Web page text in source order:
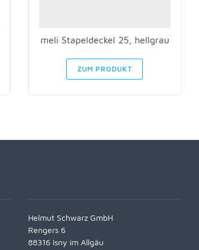
meli Stapeldeckel 25, hellgrau
ZUM PRODUKT
Helmut Schwarz GmbH
Rengers 6
88316 Isny im Allgäu